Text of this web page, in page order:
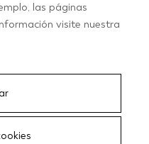
de
las páginas
visite nuestra